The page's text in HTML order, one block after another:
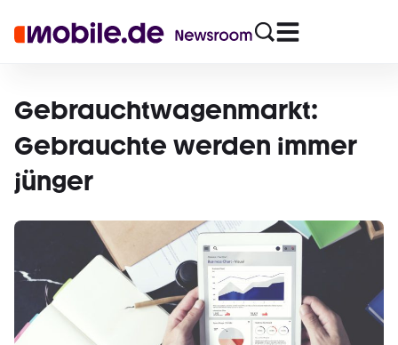
Gebrauchtwagenmarkt:
Gebrauchte werden immer
jünger